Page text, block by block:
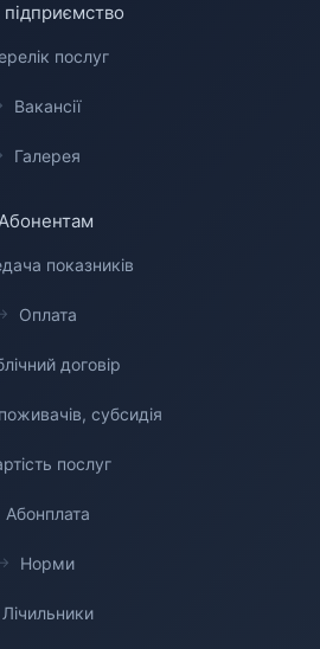
послуг
Вакансії
Галерея
показників
Оплата
договір
субсидія
послуг
Абонплата
Норми
Лічильники